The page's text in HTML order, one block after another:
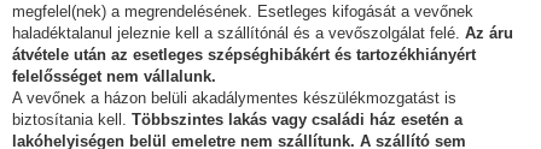
megfelel(nek) a megrendelésének. Esetleges kifogását a vevőnek
haladéktalanul jeleznie kell a szállítónál és a vevőszolgálat felé. Az áru
átvétele után az esetleges szépséghibákért és tartozékhiányért
felelősséget nem vállalunk.
A vevőnek a házon belüli akadálymentes készülékmozgatást is
biztosítania kell. Többszintes lakás vagy családi ház esetén a
lakóhelyiségen belül emeletre nem szállítunk. A szállító sem